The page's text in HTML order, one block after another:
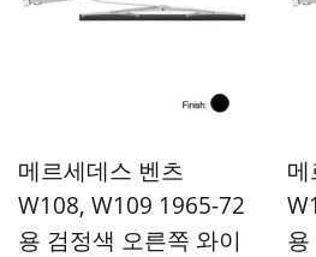
메르세데스 벤츠
W108, W109 1965-72
용 검정색 오른쪽 와이